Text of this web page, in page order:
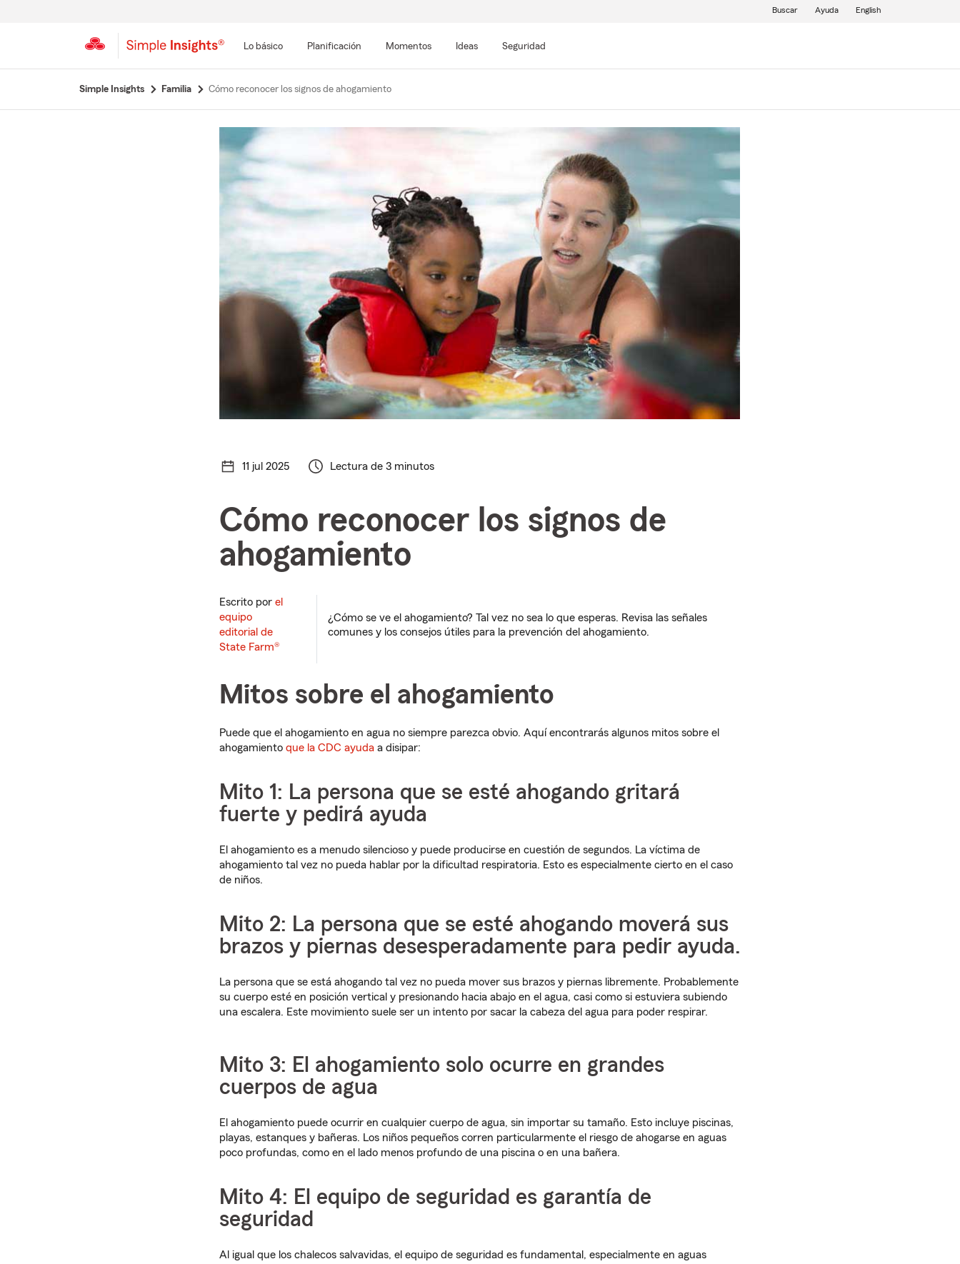
Lo básico Planificación Momentos Ideas Seguridad
Buscar Ayuda English
Simple Insights Familia Cómo reconocer los signos de ahogamiento
11 jul 2025 Lectura de 3 minutos
Cómo reconocer los signos de
ahogamiento
Escrito por el
equipo
editorial de
State Farm®
¿Cómo se ve el ahogamiento? Tal vez no sea lo que esperas. Revisa las señales
comunes y los consejos útiles para la prevención del ahogamiento.
Mitos sobre el ahogamiento
Puede que el ahogamiento en agua no siempre parezca obvio. Aquí encontrarás algunos mitos sobre el
ahogamiento que la CDC ayuda a disipar:
Mito 1: La persona que se esté ahogando gritará
fuerte y pedirá ayuda
El ahogamiento es a menudo silencioso y puede producirse en cuestión de segundos. La víctima de
ahogamiento tal vez no pueda hablar por la dificultad respiratoria. Esto es especialmente cierto en el caso
de niños.
Mito 2: La persona que se esté ahogando moverá sus
brazos y piernas desesperadamente para pedir ayuda.
La persona que se está ahogando tal vez no pueda mover sus brazos y piernas libremente. Probablemente
su cuerpo esté en posición vertical y presionando hacia abajo en el agua, casi como si estuviera subiendo
una escalera. Este movimiento suele ser un intento por sacar la cabeza del agua para poder respirar.
Mito 3: El ahogamiento solo ocurre en grandes
cuerpos de agua
El ahogamiento puede ocurrir en cualquier cuerpo de agua, sin importar su tamaño. Esto incluye piscinas,
playas, estanques y bañeras. Los niños pequeños corren particularmente el riesgo de ahogarse en aguas
poco profundas, como en el lado menos profundo de una piscina o en una bañera.
Mito 4: El equipo de seguridad es garantía de
seguridad
Al igual que los chalecos salvavidas, el equipo de seguridad es fundamental, especialmente en aguas